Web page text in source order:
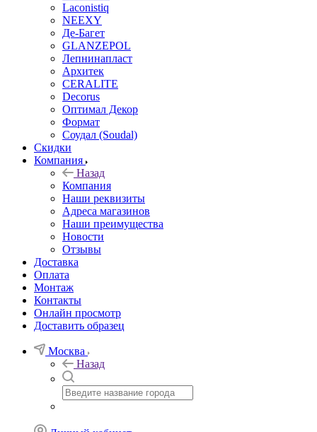
Laconistiq
NEEXY
Де-Багет
GLANZEPOL
Лепнинапласт
Архитек
CERALITE
Decorus
Оптимал Декор
Формат
Соудал (Soudal)
Скидки
Компания
Назад
Компания
Наши реквизиты
Адреса магазинов
Наши преимущества
Новости
Отзывы
Доставка
Оплата
Монтаж
Контакты
Онлайн просмотр
Доставить образец
Москва
Назад